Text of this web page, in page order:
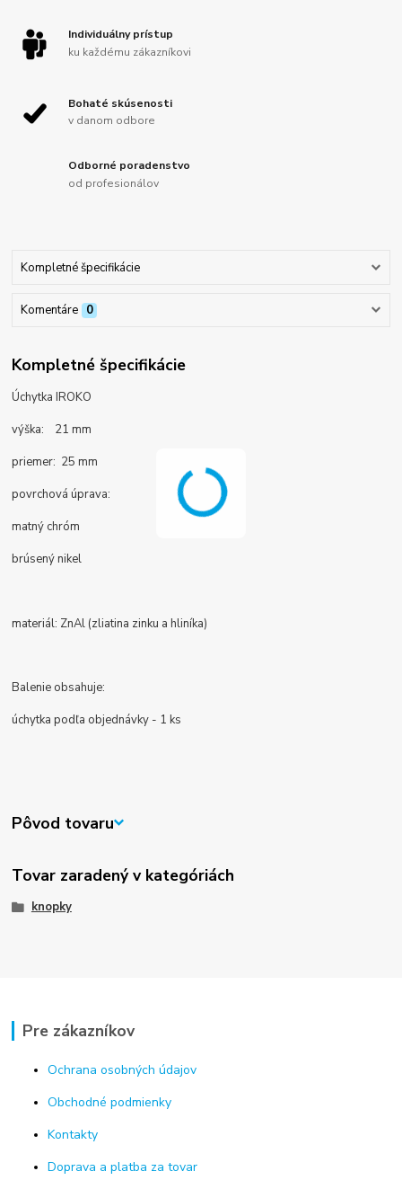
Individuálny prístup
ku každému zákazníkovi
Bohaté skúsenosti
v danom odbore
Odborné poradenstvo
od profesionálov
Kompletné špecifikácie
Komentáre 0
Kompletné špecifikácie
Úchytka IROKO
výška: 21 mm
priemer: 25 mm
povrchová úprava:
matný chróm
brúsený nikel
materiál: ZnAl (zliatina zinku a hliníka)
Balenie obsahuje:
úchytka podľa objednávky - 1 ks
Pôvod tovaru
Tovar zaradený v kategóriách
knopky
Pre zákazníkov
Ochrana osobných údajov
Obchodné podmienky
Kontakty
Doprava a platba za tovar